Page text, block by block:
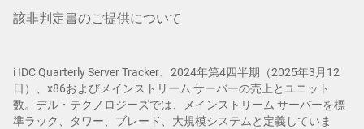
該非判定書のご提供について
i IDC Quarterly Server Tracker、2024年第4四半期（2025年3月12
日）、x86およびメインストリーム サーバーの売上とユニット
数。デル・テクノロジーズでは、メインストリーム サーバーを標
準ラック、タワー、ブレード、大規模システムと定義していま